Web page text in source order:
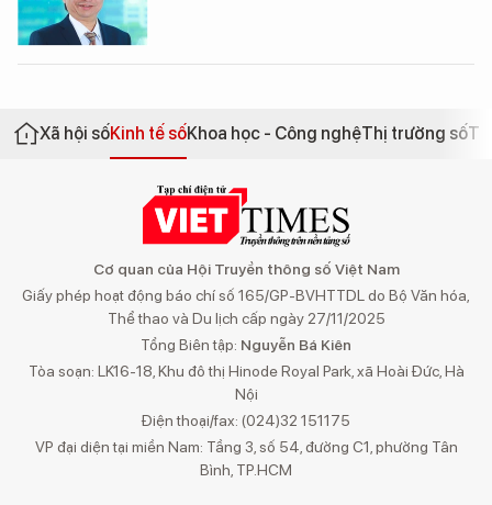
Xã hội sốKinh tế sốKhoa học - Công nghệThị trường số
Cơ quan của Hội Truyền thông số Việt Nam
Giấy phép hoạt động báo chí số 165/GP-BVHTTDL do Bộ Văn hóa,
Thể thao và Du lịch cấp ngày 27/11/2025
Tổng Biên tập: Nguyễn Bá Kiên
Tòa soạn: LK16-18, Khu đô thị Hinode Royal Park, xã Hoài Đức, Hà
Nội
Điện thoại/fax: (024)32 151175
VP đại diện tại miền Nam: Tầng 3, số 54, đường C1, phường Tân
Bình, TP.HCM